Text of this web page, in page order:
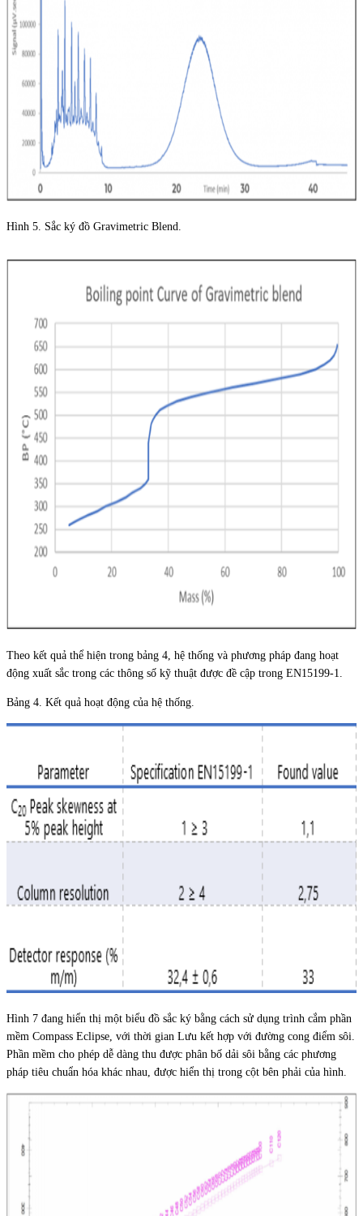
Hình 5. Sắc ký đồ Gravimetric Blend.
Theo kết quả thể hiện trong bảng 4, hệ thống và phương pháp đang hoạt
động xuất sắc trong các thông số kỹ thuật được đề cập trong EN15199-1.
Bảng 4. Kết quả hoạt động của hệ thống.
Hình 7 đang hiển thị một biểu đồ sắc ký bằng cách sử dụng trình cắm phần
mềm Compass Eclipse, với thời gian Lưu kết hợp với đường cong điểm sôi.
Phần mềm cho phép dễ dàng thu được phân bố dải sôi bằng các phương
pháp tiêu chuẩn hóa khác nhau, được hiển thị trong cột bên phải của hình.